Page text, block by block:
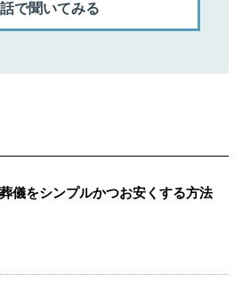
で聞いてみる
儀をシンプルかつお安くする方法